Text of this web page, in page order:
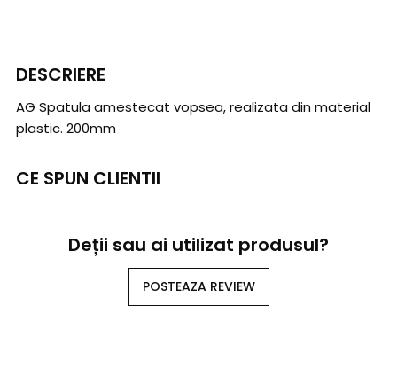
DESCRIERE
AG Spatula amestecat vopsea, realizata din material
plastic. 200mm
CE SPUN CLIENTII
Deții sau ai utilizat produsul?
POSTEAZA REVIEW